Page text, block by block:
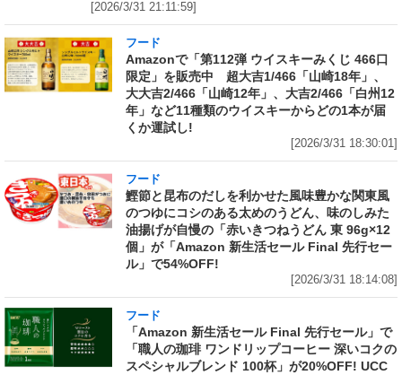
[2026/3/31 21:11:59]
フード
Amazonで「第112弾 ウイスキーみくじ 466口
限定」を販売中 超大吉1/466「山崎18年」、
大大吉2/466「山崎12年」、大吉2/466「白州12
年」など11種類のウイスキーからどの1本が届
くか運試し!
[2026/3/31 18:30:01]
フード
鰹節と昆布のだしを利かせた風味豊かな関東風
のつゆにコシのある太めのうどん、味のしみた
油揚げが自慢の「赤いきつねうどん 東 96g×12
個」が「Amazon 新生活セール Final 先行セー
ル」で54%OFF!
[2026/3/31 18:14:08]
フード
「Amazon 新生活セール Final 先行セール」で
「職人の珈琲 ワンドリップコーヒー 深いコクの
スペシャルブレンド 100杯」が20%OFF! UCC